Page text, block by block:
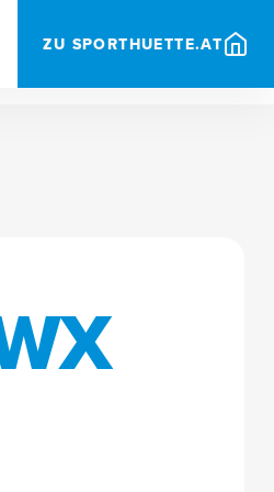
ZU SPORTHUETTE.AT